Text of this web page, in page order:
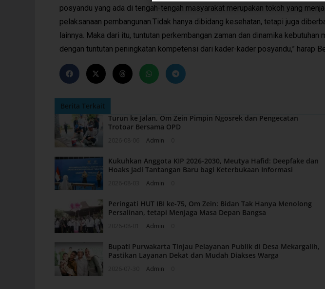
posyandu yang ada di tengah-tengah masyarakat merupakan tokoh yang
pelaksanaan pembangunan.Tidak hanya dibidang kesehatan, tetapi juga
lainnya. Maka dari itu, tuntutan perkembangan zaman dan dinamika kebutuhan
dengan tuntutan peningkatan kompetensi dari kader-kader posyandu,” harap
Berita Terkait
Turun ke Jalan, Om Zein Pimpin Ngosrek dan Pengecatan
Trotoar Bersama OPD
Admin
Kukuhkan Anggota KIP 2026-2030, Meutya Hafid: Deepfake dan
Hoaks Jadi Tantangan Baru bagi Keterbukaan Informasi
Admin
Peringati HUT IBI ke-75, Om Zein: Bidan Tak Hanya Menolong
Persalinan, tetapi Menjaga Masa Depan Bangsa
Admin
Bupati Purwakarta Tinjau Pelayanan Publik di Desa Mekargalih,
Pastikan Layanan Dekat dan Mudah Diakses Warga
Admin